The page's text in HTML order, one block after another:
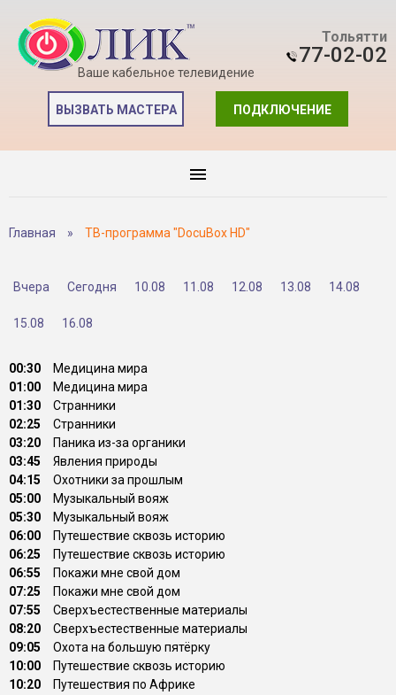
Ваше кабельное телевидение
Тольятти
77-02-02
ПОДКЛЮЧЕНИЕ
ВЫЗВАТЬ МАСТЕРА
Главная » ТВ-программа "DocuBox HD"
Вчера Сегодня 10.08 11.08 12.08 13.08 14.08
15.08 16.08
00:30
Медицина мира
01:00
Медицина мира
01:30
Странники
02:25
Странники
03:20
Паника из-за органики
03:45
Явления природы
04:15
Охотники за прошлым
05:00
Музыкальный вояж
05:30
Музыкальный вояж
06:00
Путешествие сквозь историю
06:25
Путешествие сквозь историю
06:55
Покажи мне свой дом
07:25
Покажи мне свой дом
07:55
Сверхъестественные материалы
08:20
Сверхъестественные материалы
09:05
Охота на большую пятёрку
10:00
Путешествие сквозь историю
10:20
Путешествия по Африке